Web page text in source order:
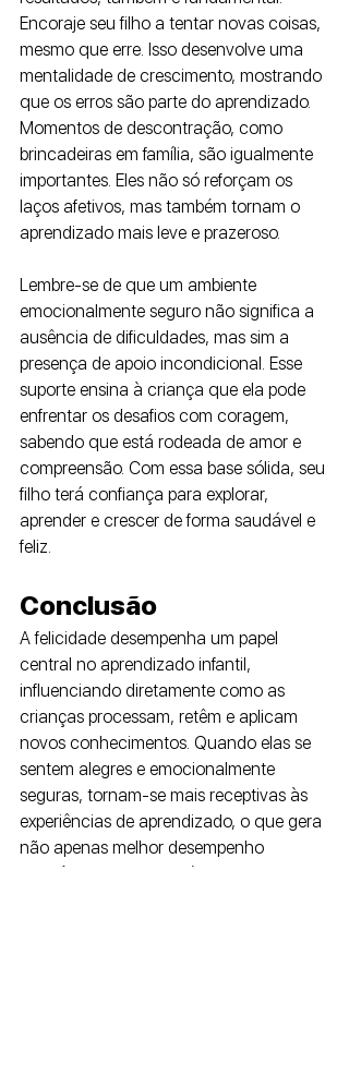
Encoraje seu filho a tentar novas coisas,
mesmo que erre. Isso desenvolve uma
mentalidade de crescimento, mostrando
que os erros são parte do aprendizado.
Momentos de descontração, como
brincadeiras em família, são igualmente
importantes. Eles não só reforçam os
laços afetivos, mas também tornam o
aprendizado mais leve e prazeroso.
Lembre-se de que um ambiente
emocionalmente seguro não significa a
ausência de dificuldades, mas sim a
presença de apoio incondicional. Esse
suporte ensina à criança que ela pode
enfrentar os desafios com coragem,
sabendo que está rodeada de amor e
compreensão. Com essa base sólida, seu
filho terá confiança para explorar,
aprender e crescer de forma saudável e
feliz.
Conclusão
A felicidade desempenha um papel
central no aprendizado infantil,
influenciando diretamente como as
crianças processam, retêm e aplicam
novos conhecimentos. Quando elas se
sentem alegres e emocionalmente
seguras, tornam-se mais receptivas às
experiências de aprendizado, o que gera
não apenas melhor desempenho